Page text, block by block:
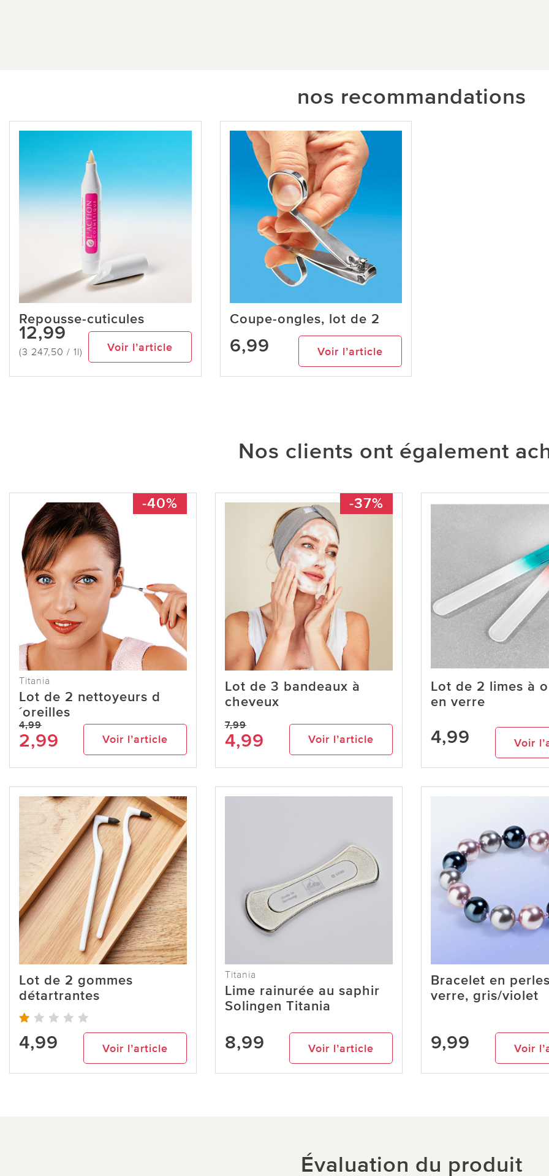
nos recommandations
Repousse-cuticules
12,99
(3 247,50 / 1l) Voir l’article
Coupe-ongles, lot de 2
6,99 Voir l’article
Nos clients ont également
-40%
Titania
Lot de 2 nettoyeurs d
´oreilles
4,99
2,99 Voir l’article
-37%
Lot de 3 bandeaux à
cheveux
7,99
4,99 Voir l’article
Lot de 2 limes à
en verre
4,99 Voir
Lot de 2 gommes
détartrantes
4,99 Voir l’article
Titania
Lime rainurée au saphir
Solingen Titania
8,99 Voir l’article
Bracelet en
verre, gris/violet
9,99 Voir
Évaluation du produit